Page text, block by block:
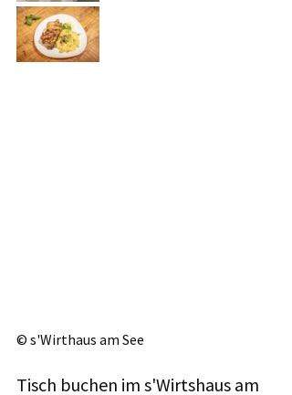
©️ s'Wirthaus am See
Tisch buchen im s'Wirtshaus am